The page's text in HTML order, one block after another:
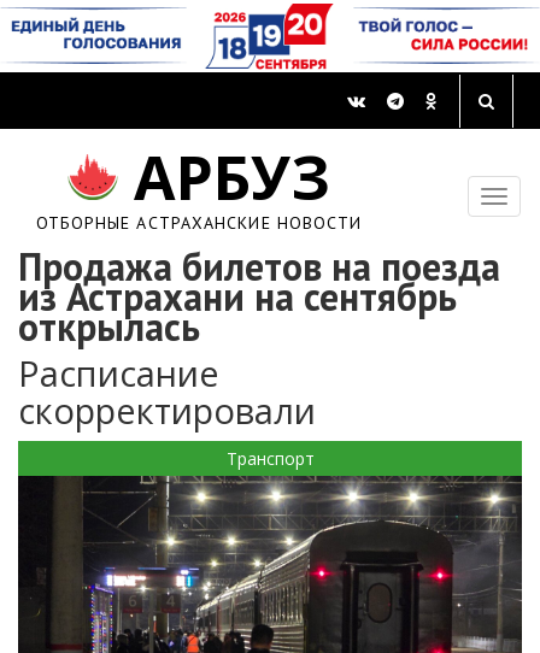
АРБУЗ
ОТБОРНЫЕ АСТРАХАНСКИЕ НОВОСТИ
Продажа билетов на поезда
из Астрахани на сентябрь
открылась
Расписание
скорректировали
Транспорт